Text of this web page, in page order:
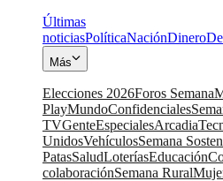
Últimas
noticiasPolíticaNaciónDinero
Más
Elecciones 2026Foros Semana
PlayMundoConfidenciales
TVGenteEspecialesArcadia
UnidosVehículosSemana
PatasSaludLoteríasEducación
colaboraciónSemana Rural